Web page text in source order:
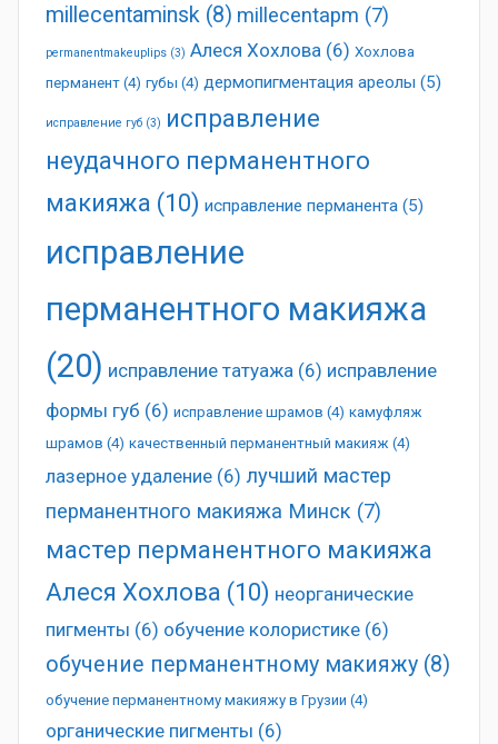
millecentaminsk (8) millecentapm (7)
permanentmakeuplips (3) Алеся Хохлова (6) Хохлова
перманент (4) губы (4) дермопигментация ареолы (5)
исправление губ (3) исправление
неудачного перманентного
макияжа (10) исправление перманента (5)
исправление
перманентного макияжа
(20) исправление татуажа (6) исправление
формы губ (6) исправление шрамов (4) камуфляж
шрамов (4) качественный перманентный макияж (4)
лазерное удаление (6) лучший мастер
перманентного макияжа Минск (7)
мастер перманентного макияжа
Алеся Хохлова (10) неорганические
пигменты (6) обучение колористике (6)
обучение перманентному макияжу (8)
обучение перманентному макияжу в Грузии (4)
органические пигменты (6)